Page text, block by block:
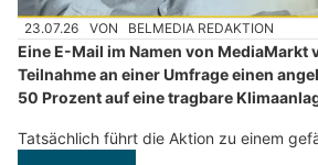
23.07.26 VON BELMEDIA REDAKTION
Eine E-Mail im Namen von MediaMarkt
Teilnahme an einer Umfrage einen
50 Prozent auf eine tragbare
Tatsächlich führt die Aktion zu einem